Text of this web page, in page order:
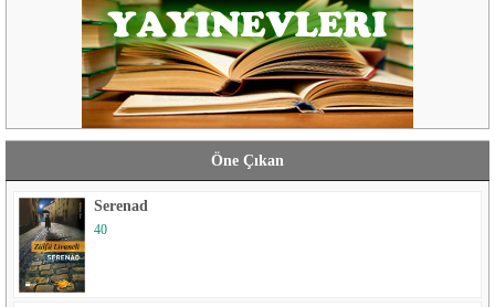
Öne Çıkan
Serenad
40